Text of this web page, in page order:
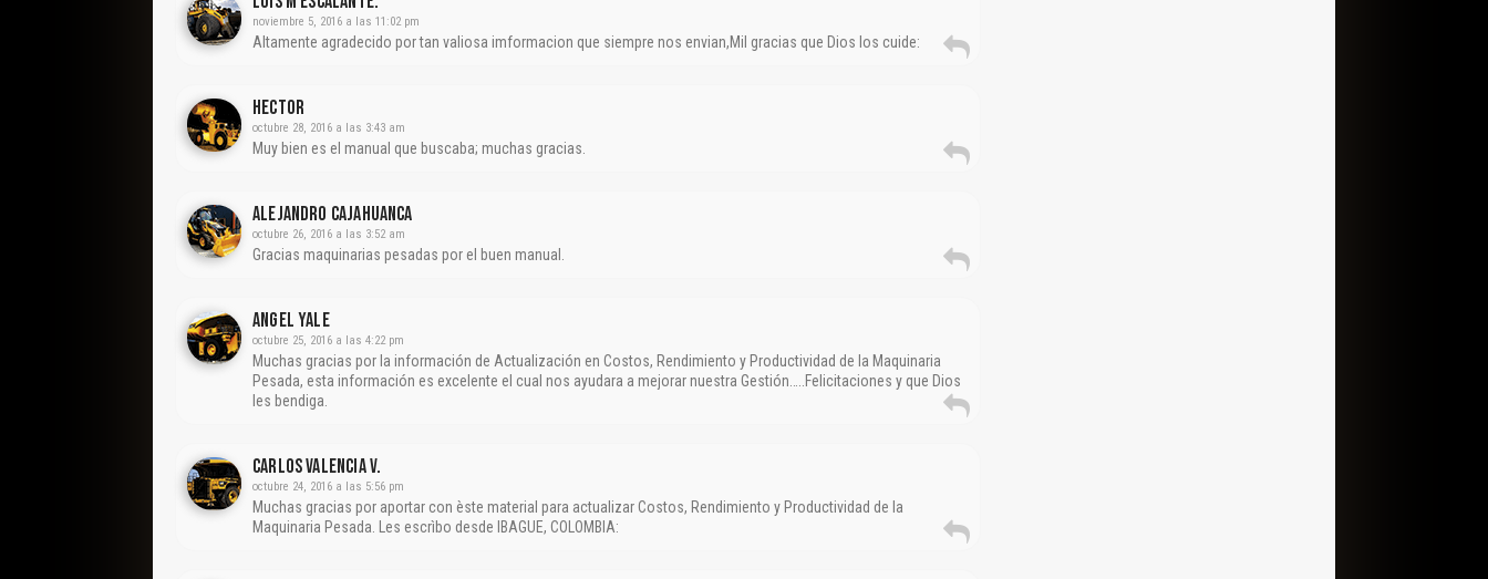
noviembre 5, 2016 a las 11:02 pm
Altamente agradecido por tan valiosa imformacion que siempre nos envian,Mil gracias que Dios los cuide:
Hector
octubre 28, 2016 a las 3:43 am
Muy bien es el manual que buscaba; muchas gracias.
Alejandro Cajahuanca
octubre 26, 2016 a las 3:52 am
Gracias maquinarias pesadas por el buen manual.
Angel Yale
octubre 25, 2016 a las 4:22 pm
Muchas gracias por la información de Actualización en Costos, Rendimiento y Productividad de la Maquinaria
Pesada, esta información es excelente el cual nos ayudara a mejorar nuestra Gestión…..Felicitaciones y que Dios
les bendiga.
Carlos Valencia V.
octubre 24, 2016 a las 5:56 pm
Muchas gracias por aportar con èste material para actualizar Costos, Rendimiento y Productividad de la
Maquinaria Pesada. Les escrìbo desde IBAGUE, COLOMBIA: